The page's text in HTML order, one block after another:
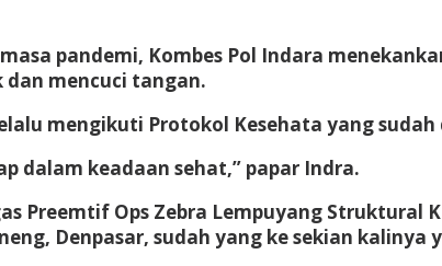
pandemi, Kombes Pol Indara
mencuci tangan.
mengikuti Protokol Kesehata yang
dalam keadaan sehat,” papar Indra.
Preemtif Ops Zebra Lempuyang
Denpasar, sudah yang ke sekian